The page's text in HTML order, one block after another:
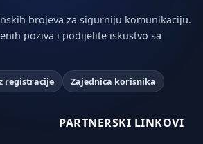
brojeva za sigurniju komunikaciju.
poziva i podijelite iskustvo sa
registracije Zajednica korisnika
PARTNERSKI LINKOVI